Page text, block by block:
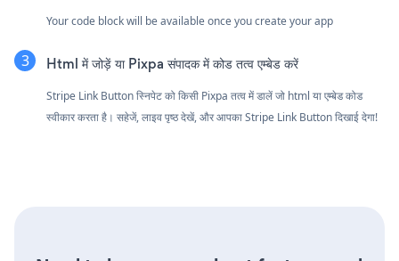
Your code block will be available once you create your app
Html में जोड़ें या Pixpa संपादक में कोड तत्व एम्बेड करें
Stripe Link Button स्निपेट को किसी Pixpa तत्व में डालें जो html या एम्बेड कोड
स्वीकार करता है। सहेजें, लाइव पृष्ठ देखें, और आपका Stripe Link Button दिखाई देगा!